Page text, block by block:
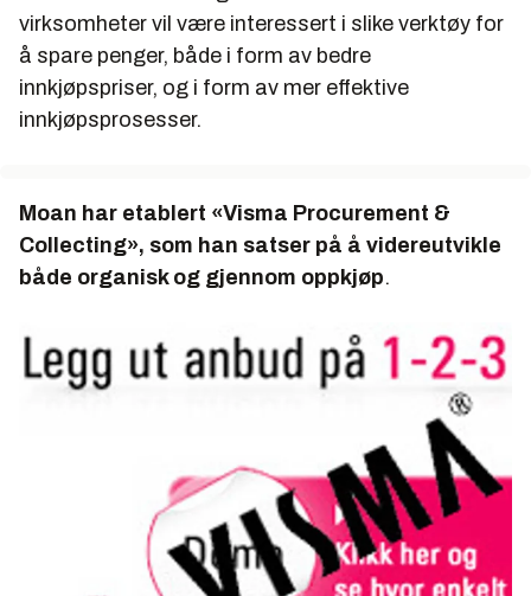
virksomheter vil være interessert i slike verktøy for
å spare penger, både i form av bedre
innkjøpspriser, og i form av mer effektive
innkjøpsprosesser.
Moan har etablert «Visma Procurement &
Collecting», som han satser på å videreutvikle
både organisk og gjennom oppkjøp.